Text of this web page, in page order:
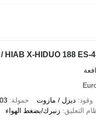
HIAB X-HIDUO 188 ES-
وقود ديزل / مازوت حمولة
التعليق زنبرك/بضغط الهواء